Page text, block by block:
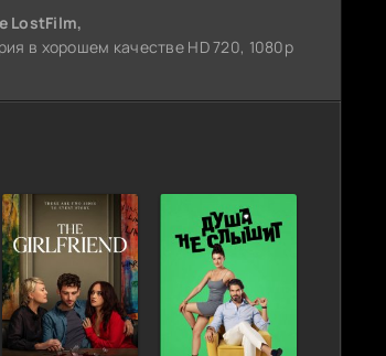
LostFilm,
в хорошем качестве HD 720, 1080p